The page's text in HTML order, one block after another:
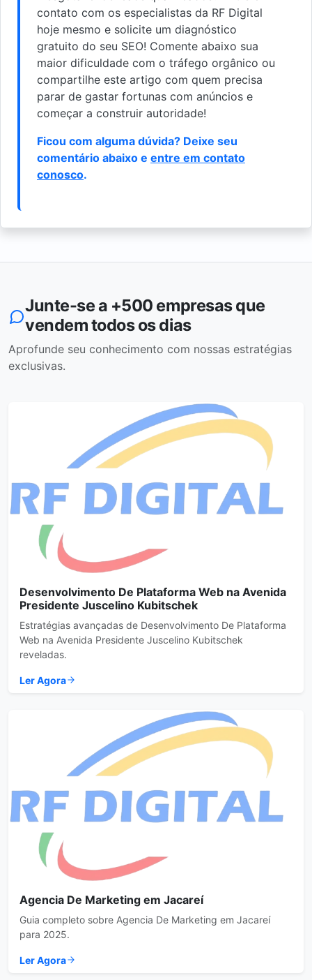
contato com os especialistas da RF Digital
hoje mesmo e solicite um diagnóstico
gratuito do seu SEO! Comente abaixo sua
maior dificuldade com o tráfego orgânico ou
compartilhe este artigo com quem precisa
parar de gastar fortunas com anúncios e
começar a construir autoridade!
Ficou com alguma dúvida? Deixe seu
comentário abaixo e entre em contato
conosco.
Junte-se a +500 empresas que
vendem todos os dias
Aprofunde seu conhecimento com nossas estratégias
exclusivas.
Desenvolvimento De Plataforma Web na Avenida
Presidente Juscelino Kubitschek
Estratégias avançadas de Desenvolvimento De Plataforma
Web na Avenida Presidente Juscelino Kubitschek
reveladas.
Ler Agora
Agencia De Marketing em Jacareí
Guia completo sobre Agencia De Marketing em Jacareí
para 2025.
Ler Agora